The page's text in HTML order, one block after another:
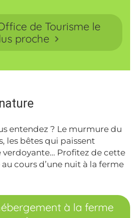
de Tourisme le
proche
entendez ? Le murmure du
les bêtes qui paissent
verdoyante… Profitez de cette
au cours d’une nuit à la ferme
à la ferme